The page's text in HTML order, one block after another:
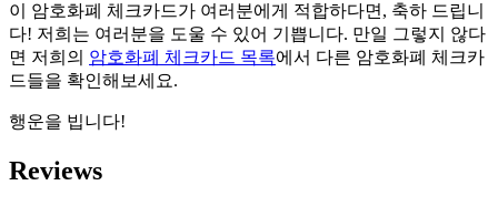
이 암호화폐 체크카드가 여러분에게 적합하다면, 축하 드립니
다! 저희는 여러분을 도울 수 있어 기쁩니다. 만일 그렇지 않다
면 저희의 암호화폐 체크카드 목록에서 다른 암호화폐 체크카
드들을 확인해보세요.
행운을 빕니다!
Reviews